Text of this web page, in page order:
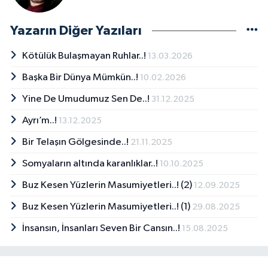
Yazarın Diğer Yazıları
Kötülük Bulaşmayan Ruhlar..! 13.03.2026
Başka Bir Dünya Mümkün..! 10.02.2026
Yine De Umudumuz Sen De..! 31.12.2025
Ayrı’m..! 13.12.2025
Bir Telaşın Gölgesinde..! 21.11.2025
Somyaların altında karanlıklar..! 10.10.2025
Buz Kesen Yüzlerin Masumiyetleri..! (2) 12.09.2025
Buz Kesen Yüzlerin Masumiyetleri..! (1) 29.08.2025
İnsansın, İnsanları Seven Bir Cansın..! 15.08.2025